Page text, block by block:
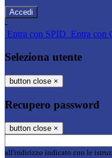
-
Entra con SPID Entra con
Seleziona utente
button close ×
Recupero password
button close ×
all'indirizzo indicato con le